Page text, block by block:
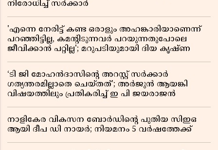
നിരോധിച്ച് സർക്കാർ
'എന്നെ നേരിട്ട് കണ്ട ഒരാളും അഹങ്കാരിയാണെന്ന്
പറഞ്ഞിട്ടില്ല, കമൻ്റിടുന്നവർ പറയുന്നതുപോലെ
ജീവിക്കാൻ പറ്റില്ല'; മറുപടിയുമായി ദിയ കൃഷ്ണ
‘ടി ജി മോഹൻദാസിൻ്റെ അറസ്റ്റ് സർക്കാർ
ഗത്യന്തരമില്ലാതെ ചെയ്തത്’; അർജുൻ ആയങ്കി
വിഷയത്തിലും പ്രതികരിച്ച് ഇ പി ജയരാജൻ
നാളികേര വികസന ബോർഡിൻ്റെ പുതിയ സിഇഒ
ആയി ദീപ ഡി നായർ; നിയമനം 5 വർഷത്തേക്ക് ​​​​​​​